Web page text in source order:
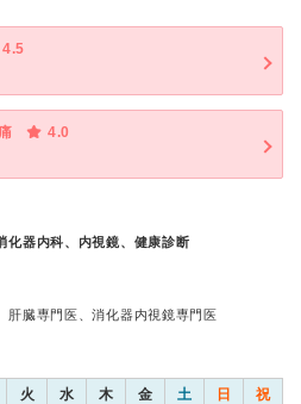
4.5
4.0
化器内科、内視鏡、健康診断
肝臓専門医、消化器内視鏡専門医
火 水 木 金 土 日 祝